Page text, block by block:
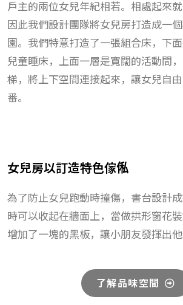
戶主的兩位女兒年紀相若。相處起來就
因此我們設計團隊將女兒房打造成一
園。我們特意打造了一張組合床，下
兒童睡床，上面一層是寬闊的活動間
梯，將上下空間連接起來，讓女兒自
番。
女兒房以訂造特色傢俬
為了防止女兒跑動時撞傷，書台設計
時可以收起在牆面上，當做拱形窗花
增加了一塊的黑板，讓小朋友發揮出他
了解品味空間